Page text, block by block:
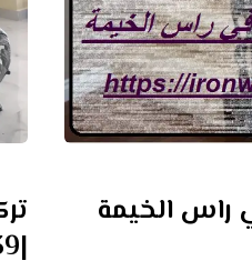
راس الخيمة
|0503163139|